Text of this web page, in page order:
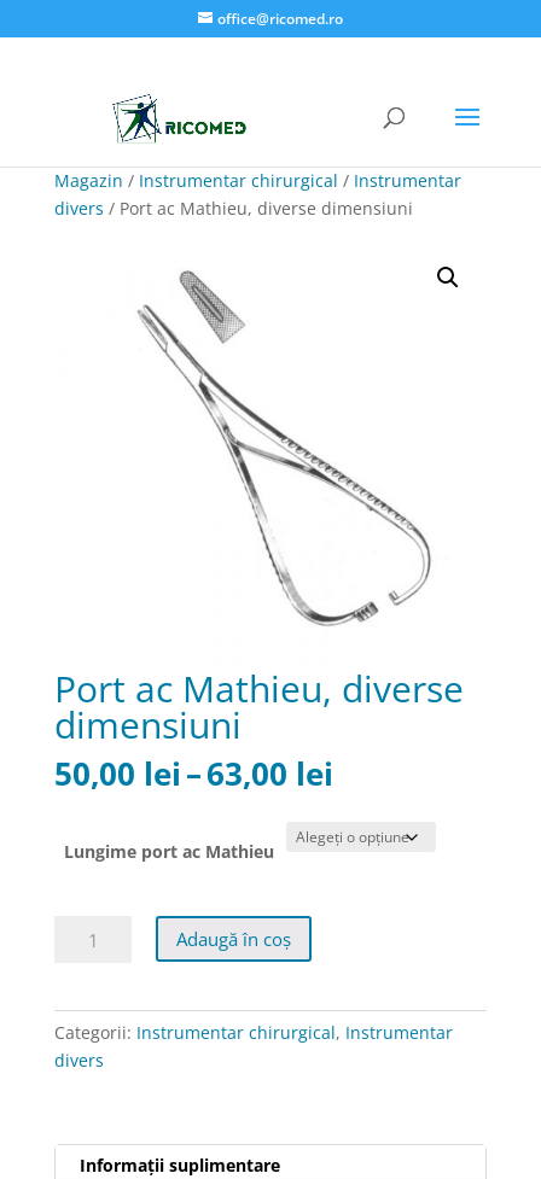
office@ricomed.ro
Magazin / Instrumentar chirurgical / Instrumentar
divers / Port ac Mathieu, diverse dimensiuni
Port ac Mathieu, diverse
dimensiuni
50,00 lei–63,00 lei
prețuri:
50,00 lei
Lungime port ac Mathieu
Cantitate
Mathieu,
diverse
dimensiuni
Adaugă în coș
Categorii: Instrumentar chirurgical, Instrumentar
divers
Informații suplimentare